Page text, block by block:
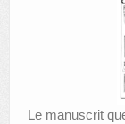
Le manuscrit